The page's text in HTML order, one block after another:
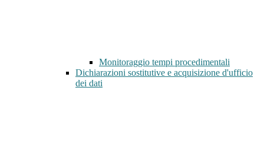
Monitoraggio tempi procedimentali
Dichiarazioni sostitutive e acquisizione d'ufficio
dei dati